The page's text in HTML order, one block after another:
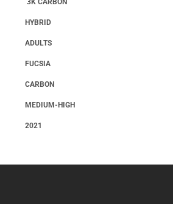
HYBRID
ADULTS
FUCSIA
CARBON
MEDIUM-HIGH
2021